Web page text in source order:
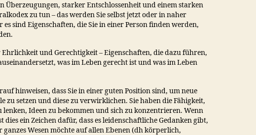
Überzeugungen, starker Entschlossenheit und einem starken
zu tun – das werden Sie selbst jetzt oder in naher
sind Eigenschaften, die Sie in einer Person finden werden,
und Gerechtigkeit – Eigenschaften, die dazu führen,
was im Leben gerecht ist und was im Leben
hinweisen, dass Sie in einer guten Position sind, um neue
zu setzen und diese zu verwirklichen. Sie haben die Fähigkeit,
Ideen zu bekommen und sich zu konzentrieren. Wenn
dies ein Zeichen dafür, dass es leidenschaftliche Gedanken gibt,
Wesen möchte auf allen Ebenen (dh körperlich,